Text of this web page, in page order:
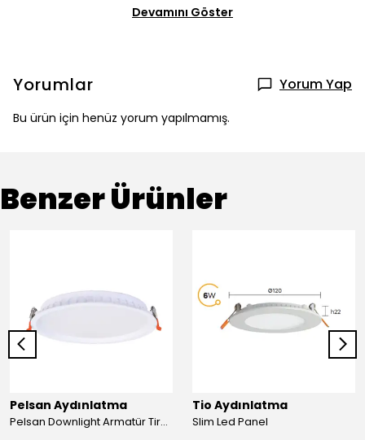
Devamını Göster
Yorumlar Yorum Yap
Bu ürün için henüz yorum yapılmamış.
Benzer Ürünler
Pelsan Aydınlatma
Pelsan Downlight Armatür Tira S IP54/IP65 4000K 15W
Tio Aydınlatma
Slim Led Panel